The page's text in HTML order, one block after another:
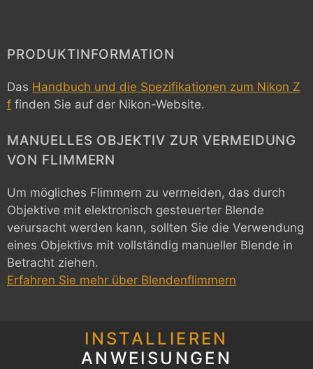
PRODUKTINFORMATION
Das Handbuch und die Spezifikationen zum Nikon Z
f finden Sie auf der Nikon-Website.
MANUELLES OBJEKTIV ZUR VERMEIDUNG
VON FLIMMERN
Um mögliches Flimmern zu vermeiden, das durch
Objektive mit elektronisch gesteuerter Blende
verursacht werden kann, sollten Sie die Verwendung
eines Objektivs mit vollständig manueller Blende in
Betracht ziehen.
Erfahren Sie mehr über Blendenflimmern
INSTALLIEREN
ANWEISUNGEN